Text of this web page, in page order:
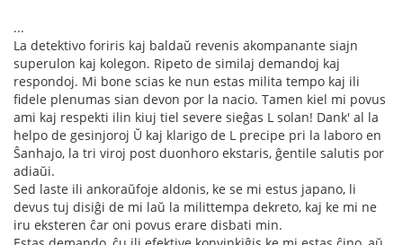
...
La detektivo foriris kaj baldaŭ revenis akompanante siajn
superulon kaj kolegon. Ripeto de similaj demandoj kaj
respondoj. Mi bone scias ke nun estas milita tempo kaj ili
fidele plenumas sian devon por la nacio. Tamen kiel mi povus
ami kaj respekti ilin kiuj tiel severe sieĝas L solan! Dank' al la
helpo de gesinjoroj Ŭ kaj klarigo de L precipe pri la laboro en
Ŝanhajo, la tri viroj post duonhoro ekstaris, ĝentile salutis por
adiaŭi.
Sed laste ili ankoraŭfoje aldonis, ke se mi estus japano, li
devus tuj disiĝi de mi laŭ la milittempa dekreto, kaj ke mi ne
iru eksteren ĉar oni povus erare disbati min.